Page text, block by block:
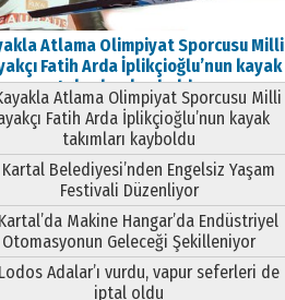
Atlama Olimpiyat Sporcusu Milli
Fatih Arda İplikçioğlu’nun kayak
takımları kayboldu
Atlama Olimpiyat Sporcusu Milli
Fatih Arda İplikçioğlu’nun kayak
takımları kayboldu
Belediyesi’nden Engelsiz Yaşam
Festivali Düzenliyor
Makine Hangar’da Endüstriyel
Otomasyonun Geleceği Şekilleniyor
Adalar’ı vurdu, vapur seferleri de
iptal oldu